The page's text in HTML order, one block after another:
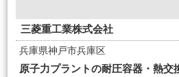
三菱重工業株式会社
兵庫県神戸市兵庫区
原子力プラントの耐圧容器・熱交